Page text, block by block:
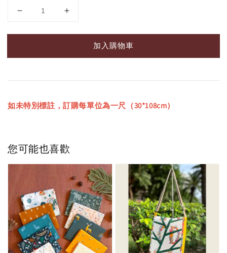
加入購物車
如未特別標註，訂購每單位為一尺（30*108cm）
您可能也喜歡